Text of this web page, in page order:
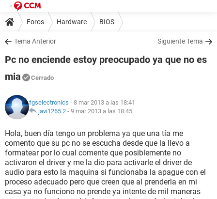
Foros Hardware BIOS
Tema Anterior Siguiente Tema
Pc no enciende estoy preocupado ya que no es
mia
Cerrado
fgselectronics - 8 mar 2013 a las 18:41
javi1265.2 - 9 mar 2013 a las 18:45
Hola, buen día tengo un problema ya que una tía me
comento que su pc no se escucha desde que la llevo a
formatear por lo cual comente que posiblemente no
activaron el driver y me la dio para activarle el driver de
audio para esto la maquina si funcionaba la apague con el
proceso adecuado pero que creen que al prenderla en mi
casa ya no funciono no prende ya intente de mil maneras